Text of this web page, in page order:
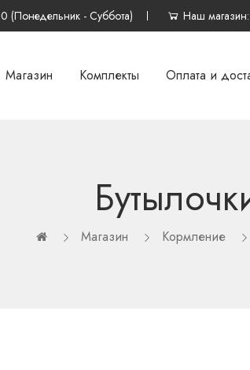
(Понедельник - Суббота) Наш
Магазин Комплекты Оплата и
Магазин Кормление